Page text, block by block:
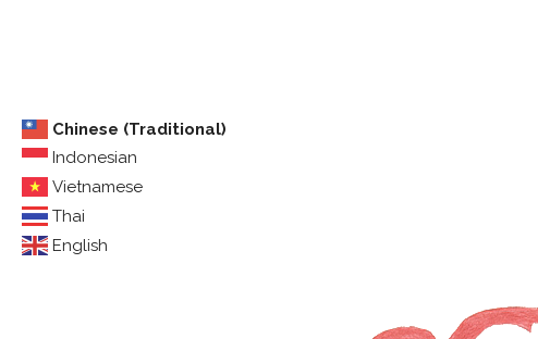
Chinese (Traditional)
Indonesian
Vietnamese
Thai
English